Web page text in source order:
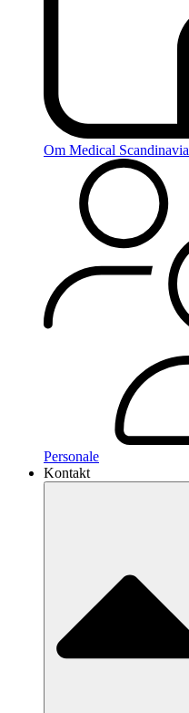
Om Medical Scandinavia
Personale
Kontakt